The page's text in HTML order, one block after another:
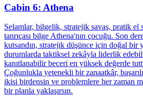
Cabin 6: Athena
Selamlar, bilgelik, stratejik savaş, pratik el
tanrıçası bilge Athena'nın çocuğu. Son
kutsandın, stratejik düşünce için doğal bir
durumlarda taktiksel zekâyla liderlik
kanıtlanabilir beceri en yüksek değerde
Çoğunlukla yetenekli bir zanaatkâr,
ikisi birdensin ve problemlere her zaman
bir planla yaklaşırsın.